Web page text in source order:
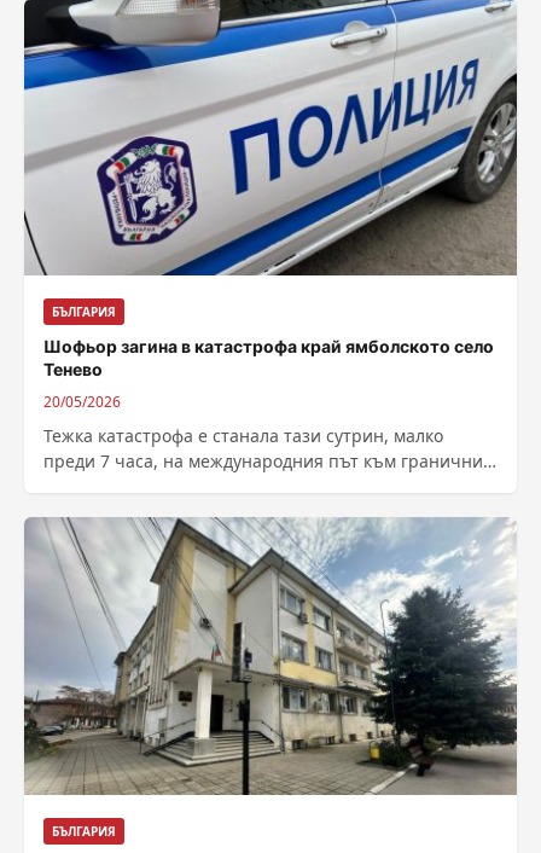
БЪЛГАРИЯ
Шофьор загина в катастрофа край ямболското село
Тенево
20/05/2026
Тежка катастрофа е станала тази сутрин, малко
преди 7 часа, на международния път към граничния
БЪЛГАРИЯ